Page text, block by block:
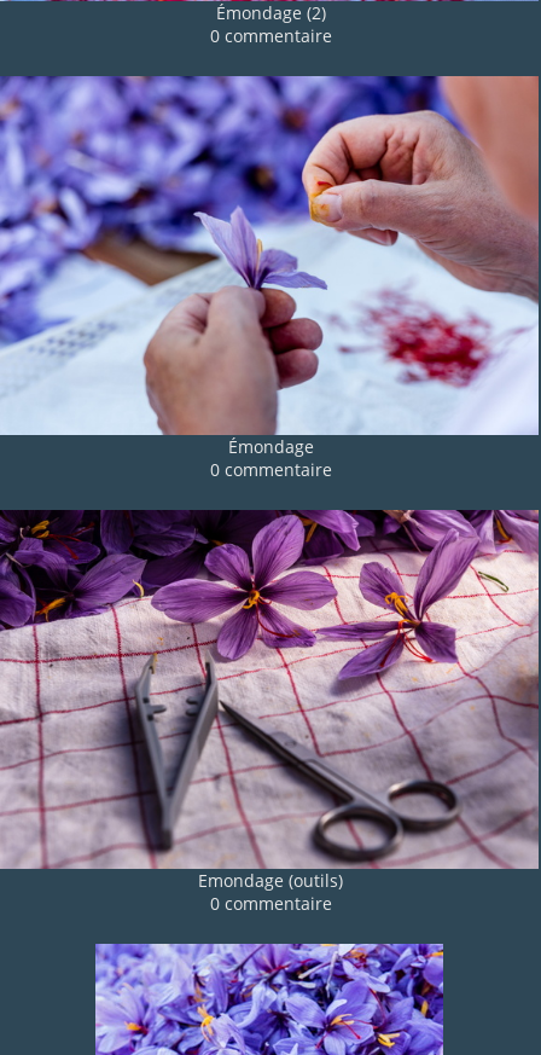
Émondage (2)
0 commentaire
Émondage
0 commentaire
Emondage (outils)
0 commentaire